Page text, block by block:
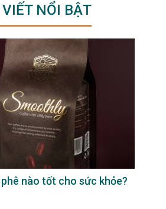
NỔI BẬT
nào tốt cho sức khỏe?